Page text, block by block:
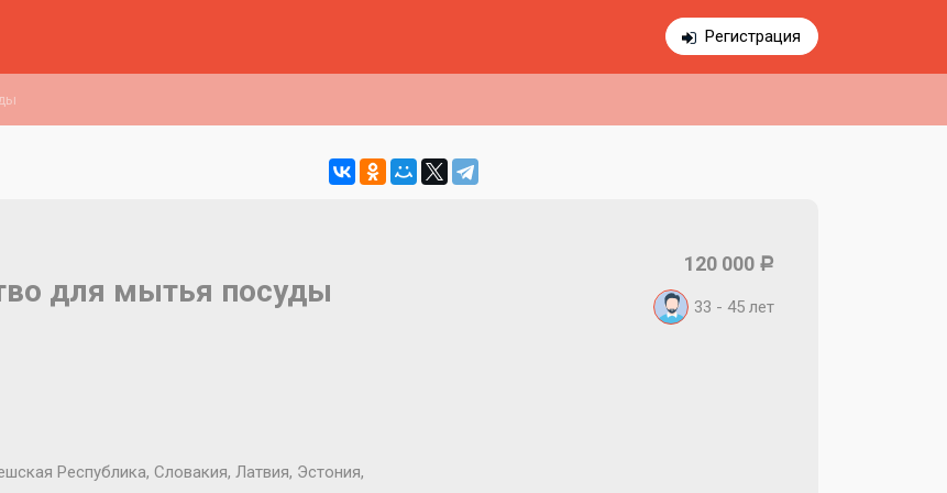
Регистрация
для мытья посуды
120 000 Р
33 - 45лет
Республика, Словакия, Латвия, Эстония,